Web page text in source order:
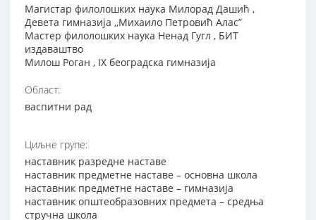
Магистар филолошких наука Милорад Дашић ,
Девета гимназија ,,Михаило Петровић Алас”
Мастер филолошких наука Ненад Гугл , БИТ
издаваштво
Милош Роган , IX београдска гимназија
Област:
васпитни рад
Циљне групе:
наставник разредне наставе
наставник предметне наставе – основна школа
наставник предметне наставе – гимназија
наставник општеобразовних предмета – средња
стручна школа